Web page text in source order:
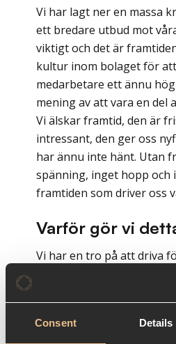
Consent Details
Vi har lagt ner en massa
ett bredare utbud mot
viktigt och det är
kultur inom bolaget för
medarbetare ett ännu
mening av att vara en del
Vi älskar framtid, den är
intressant, den ger oss
har ännu inte hänt. Utan
spänning, inget hopp och
framtiden som driver oss
Varför gör vi
Vi har en tro på att driva
med andra för att det är
och vi alla får då ett klart
andra, men stark tro på